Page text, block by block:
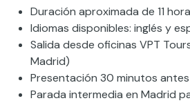
Duración aproximada de 11
Idiomas disponibles: inglés y
Salida desde oficinas VPT
Madrid)
Presentación 30 minutos
Parada intermedia en Madrid